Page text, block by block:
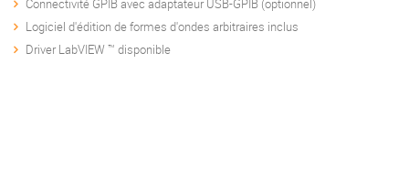
Connectivité GPIB avec adaptateur USB-GPIB (optionnel)
Logiciel d'édition de formes d'ondes arbitraires inclus
Driver LabVIEW ™ disponible